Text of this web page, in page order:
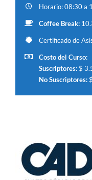
Horario: 08:30 a
Coffee Break:
Certificado de
Costo del Curso:
Suscriptores:$
No Suscriptores: